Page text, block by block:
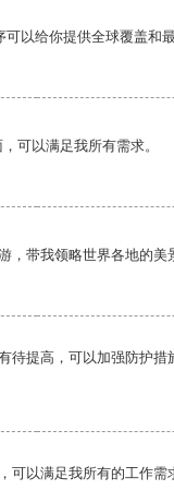
以给你提供全球覆盖和
可以满足我所有需求。
，带我领略世界各地的美
待提高，可以加强防护措
可以满足我所有的工作需